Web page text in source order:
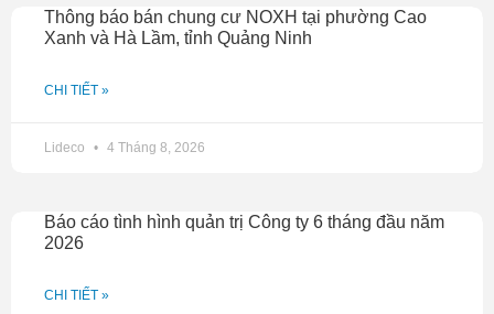
Thông báo bán chung cư NOXH tại phường Cao
Xanh và Hà Lầm, tỉnh Quảng Ninh
CHI TIẾT »
Lideco 4 Tháng 8, 2026
Báo cáo tình hình quản trị Công ty 6 tháng đầu năm
2026
CHI TIẾT »